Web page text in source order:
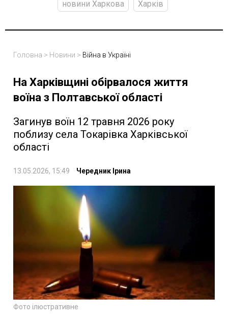
новини Харкова
Харків
Головна > Новини > Війна в Україні
На Харківщині обірвалося життя
воїна з Полтавської області
Загинув воїн 12 травня 2026 року
поблизу села Токарівка Харківської
області
13.05.2026, 15:49 Чередник Ірина
Фото ілюстративне